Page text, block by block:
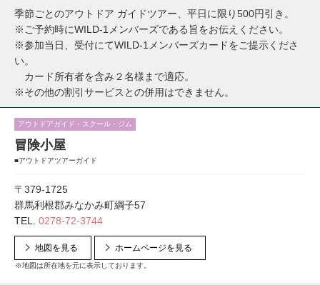
季節ごとのアウトドア ガイドツアー、平日に限り500円引き。
※ご予約時にWILD-1メンバーズである旨をお伝えください。
※参加当日、受付にてWILD-1メンバーズカードをご提示くださ
い。
カード所有者を含み２名様まで適応。
※その他の割引サービスとの併用はできません。
アウトドアガイド・スクール・ジム
冒険小屋
■アウトドアツアーガイド
〒379-1725
群馬利根郡みなかみ町綱子57
TEL. 0278-72-3744
地図を見る
※地図は所在地を元に表示しております。
ホームページを見る